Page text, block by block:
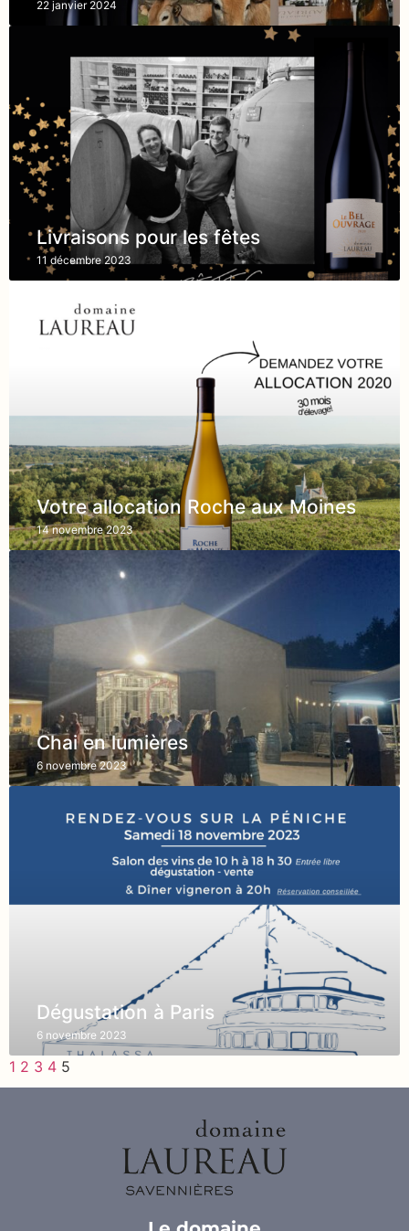
22 janvier 2024
Livraisons pour les fêtes
11 décembre 2023
Votre allocation Roche aux Moines
14 novembre 2023
Chai en lumières
6 novembre 2023
Dégustation à Paris
6 novembre 2023
1 2 3 4 5